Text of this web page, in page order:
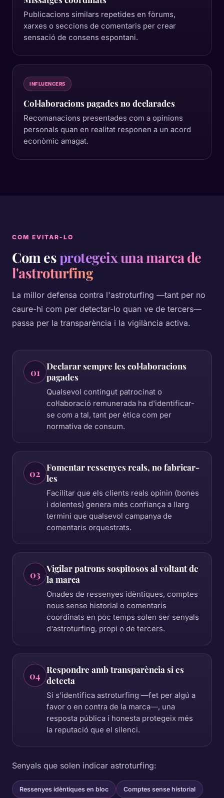
Publicacions similars repetides en fòrums,
xarxes o seccions de comentaris per crear
sensació de consens espontani.
INFLUENCERS
Col·laboracions pagades no declarades
Recomanacions presentades com a opinions
personals quan en realitat responen a un acord
econòmic amagat.
COM EVITAR-LO
Com esprotegeix una marca de
l'astroturfing
La millor defensa contra l'astroturfing —tant per no
caure-hi com per detectar-lo quan ve de tercers—
passa per la transparència i la vigilància activa.
01
Declarar sempre les col·laboracions
pagades
Qualsevol contingut patrocinat o
col·laboració remunerada ha d'identificar-
se com a tal, tant per ètica com per
normativa de consum.
02 Fomentar ressenyes reals, no fabricar-
les
Facilitar que els clients reals opinin (bones
i dolentes) genera més confiança a llarg
termini que qualsevol campanya de
comentaris orquestrats.
03 Vigilar patrons sospitosos al voltant de
la marca
Onades de ressenyes idèntiques, comptes
nous sense historial o comentaris
coordinats en poc temps solen ser senyals
d'astroturfing, propi o de tercers.
04 Respondre amb transparència si es
detecta
Si s'identifica astroturfing —fet per algú a
favor o en contra de la marca—, una
resposta pública i honesta protegeix més
la reputació que el silenci.
Senyals que solen indicar astroturfing:
Ressenyes idèntiques en bloc Comptes sense historial